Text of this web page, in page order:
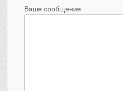
Ваше сообщение